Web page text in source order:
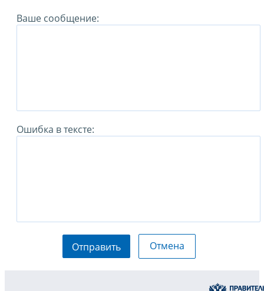
Ваше сообщение:
Ошибка в тексте:
Отправить Отмена